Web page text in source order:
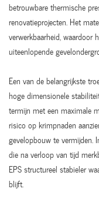
betrouwbare thermische
renovatieprojecten. Het
verwerkbaarheid,
uiteenlopende
Een van de belangrijkste
hoge dimensionele
termijn met een maximale
risico op krimpnaden
gevelopbouw te vermijden.
die na verloop van tijd
EPS structureel stabieler
blijft.